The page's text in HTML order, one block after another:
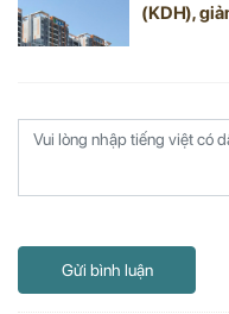
(KDH),
Gửi bình luận